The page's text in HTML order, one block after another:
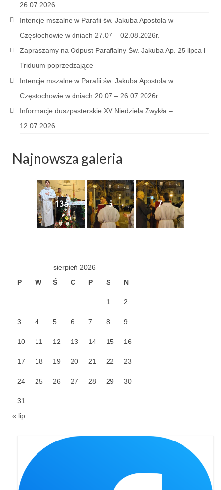
Sakrament kapłaństwa
Sakrament namaszczenia chorych
Galerie 2026
Niedziela Palmowa 29.03.2026
Wielki Piątek 03.04.2026
Godzina Miłosierdzia 12.04.2026
Galerie 2025
26.06.2025
26.07.2026
Intencje mszalne w Parafii św. Jakuba Apostoła w
Częstochowie w dniach 27.07 – 02.08.2026r.
Zapraszamy na Odpust Parafialny Św. Jakuba Ap. 25 lipca i
Triduum poprzedzające
Intencje mszalne w Parafii św. Jakuba Apostoła w
Częstochowie w dniach 20.07 – 26.07.2026r.
Informacje duszpasterskie XV Niedziela Zwykła –
12.07.2026
Najnowsza galeria
13a 5 7
sierpień 2026
P
W Ś C P S N
1 2
3 4 5 6 7 8 9
10 11 12 13 14 15 16
17 18 19 20 21 22 23
24 25 26 27 28 29 30
31
« lip